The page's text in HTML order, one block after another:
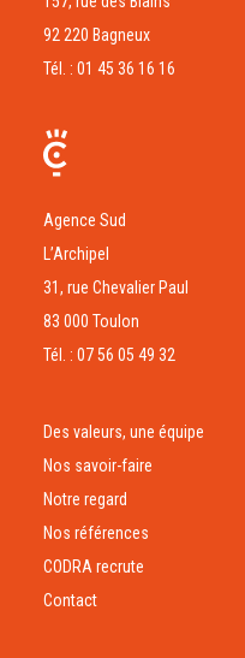
92 220 Bagneux
Tél. : 01 45 36 16 16
Agence Sud
L’Archipel
31, rue Chevalier Paul
83 000 Toulon
Tél. : 07 56 05 49 32
Des valeurs, une équipe
Nos savoir-faire
Notre regard
Nos références
CODRA recrute
Contact